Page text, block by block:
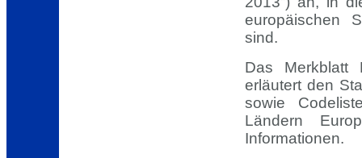
europäischen
sind.
Das Merkblatt
erläutert den
sowie
Ländern
Informationen.